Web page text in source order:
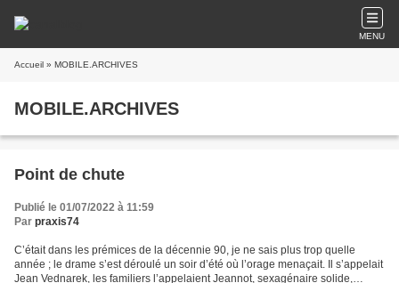
MENU
Accueil » MOBILE.ARCHIVES
MOBILE.ARCHIVES
Point de chute
Publié le 01/07/2022 à 11:59
Par praxis74
C’était dans les prémices de la décennie 90, je ne sais plus trop quelle
année ; le drame s’est déroulé un soir d’été où l’orage menaçait. Il s’appelait
Jean Vednarek, les familiers l’appelaient Jeannot, sexagénaire solide,